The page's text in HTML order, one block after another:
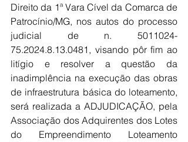
Direito da 1ª Vara Cível da Comarca de
Patrocínio/MG, nos autos do processo
judicial de n. 5011024-
75.2024.8.13.0481, visando pôr fim ao
litígio e resolver a questão da
inadimplência na execução das obras
de infraestrutura básica do loteamento,
será realizada a ADJUDICAÇÃO, pela
Associação dos Adquirentes dos Lotes
do Empreendimento Loteamento